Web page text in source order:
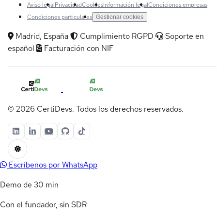
Aviso legalPrivacidadCookiesInformación legalCondiciones empresas
Condiciones particulares Gestionar cookies
Madrid, España Cumplimiento RGPD
Soporte en
español
Facturación con NIF
© 2026 CertiDevs. Todos los derechos reservados.
Escríbenos por WhatsApp
Demo de 30 min
Con el fundador, sin SDR